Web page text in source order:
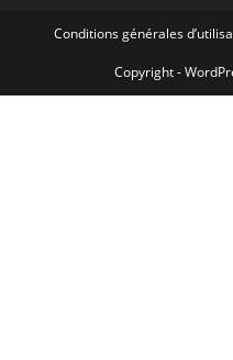
Conditions générales
Copyright -